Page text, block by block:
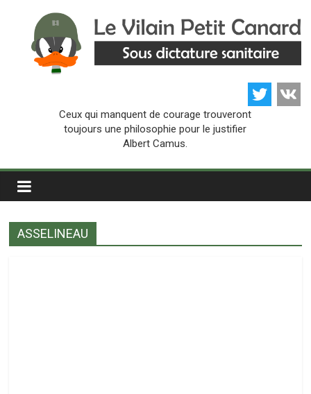
contenu
Vilain
Petit
Canard
Sous
dictature
Ceux qui manquent de courage trouveront
toujours une philosophie pour le justifier
Albert Camus.
ASSELINEAU